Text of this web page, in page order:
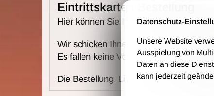
Eintrittskarten Bestellung
Hier können Sie Ihre Eintrittskarten
Wir schicken Ihnen die Karten per Post
Es fallen keine Vorverkaufs- und
Die Bestellung, Lieferung und Zahlung
Datenschutz-
Unsere Website
Ausspielung von
Daten an diese
kann jederzeit